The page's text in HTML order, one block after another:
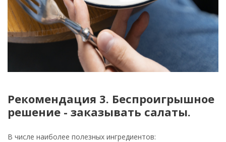
Рекомендация 3. Беспроигрышное
решение - заказывать салаты.
В числе наиболее полезных ингредиентов: